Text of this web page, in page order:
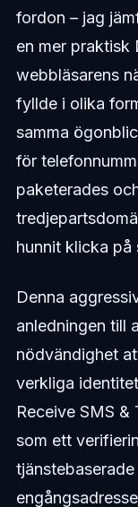
fordon – jag
en mer praktisk
webbläsarens
fyllde i olika
samma
för
paketerades
hunnit klicka
Denna
anledningen till
nödvändighet
verkliga
Receive SMS
som ett